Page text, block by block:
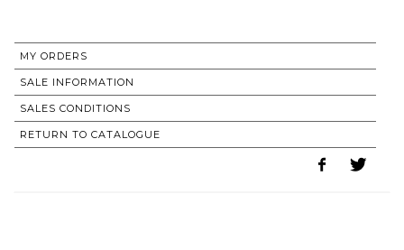
MY ORDERS
SALE INFORMATION
SALES CONDITIONS
RETURN TO CATALOGUE